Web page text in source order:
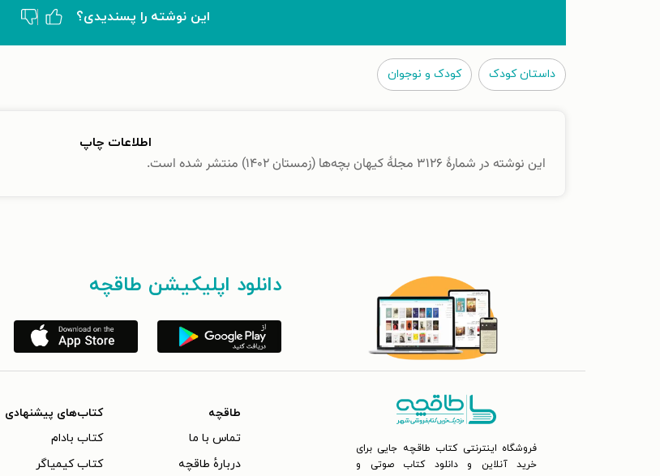
این نوشته‌ را پسندیدی؟
داستان کودک کودک و نوجوان
اطلاعات چاپ
این نوشته در شمارهٔ ۳۱۲۶ مجلهٔ کیهان بچه‌ها (زمستان ۱۴۰۲) منتشر شده است.
دانلود اپلیکیشن طاقچه
فروشگاه اینترنتی کتاب طاقچه جایی برای
خرید آنلاین و دانلود کتاب صوتی و
طاقچه
تماس با ما
دربارهٔ طاقچه
کتاب‌های پیشنهادی
کتاب بادام
کتاب کیمیاگر